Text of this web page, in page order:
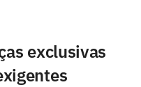
exclusivas